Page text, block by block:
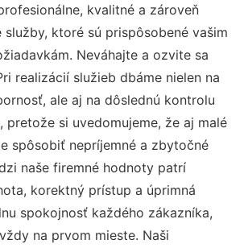
kvalitné a zároveň
ktoré sú prispôsobené vašim
Neváhajte a ozvite sa
realizácií služieb dbáme nielen na
ale aj na dôslednú kontrolu
pretože si uvedomujeme, že aj malé
spôsobiť nepríjemné a zbytočné
naše firemné hodnoty patrí
korektný prístup a úprimná
spokojnosť každého zákazníka,
na prvom mieste. Naši